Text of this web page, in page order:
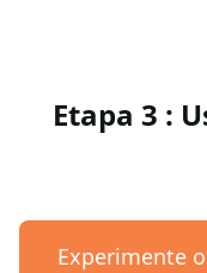
Etapa 3 :
Experimente